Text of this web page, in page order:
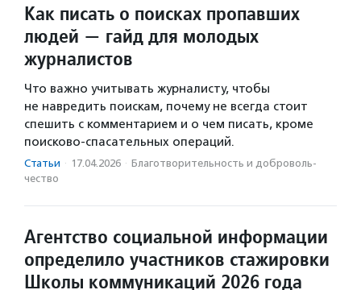
Как писать о поисках пропавших
людей — гайд для молодых
журналистов
Что важно учитывать журналисту, чтобы
не навредить поискам, почему не всегда стоит
спешить с комментарием и о чем писать, кроме
поисково-спасательных операций.
Статьи · 17.04.2026 · Благотвори­тель­ность и доброволь­
чест­во
Агентство социальной информации
определило участников стажировки
Школы коммуникаций 2026 года